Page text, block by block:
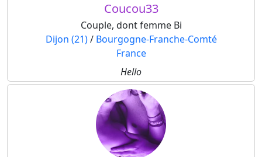
Coucou33
Couple, dont femme Bi
Dijon (21)/ Bourgogne-Franche-Comté
France
Hello